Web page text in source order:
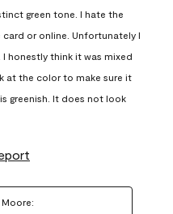
green tone. I hate the
or online. Unfortunately I
honestly think it was mixed
at the color to make sure it
greenish. It does not look